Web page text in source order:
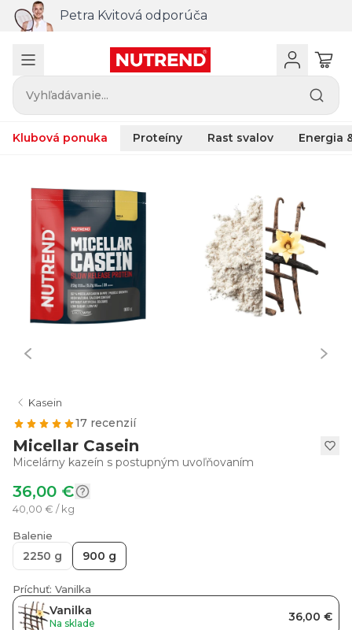
Petra Kvitová odporúča
Vyhľadávanie...
Klubová ponuka Proteíny Rast svalov Energia
Kasein
17 recenzií
Micellar Casein
Micelárny kazeín s postupným uvoľňovaním
36,00 €
40,00 € / kg
Balenie
2250 g 900 g
Príchuť: Vanilka
Vanilka
Na sklade 36,00 €